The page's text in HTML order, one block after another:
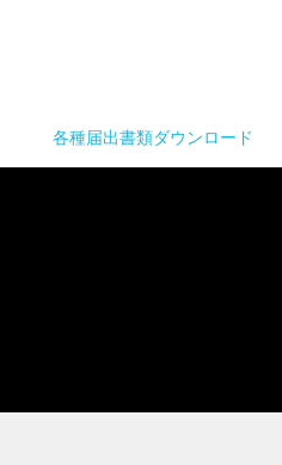
各種届出書類ダウンロード